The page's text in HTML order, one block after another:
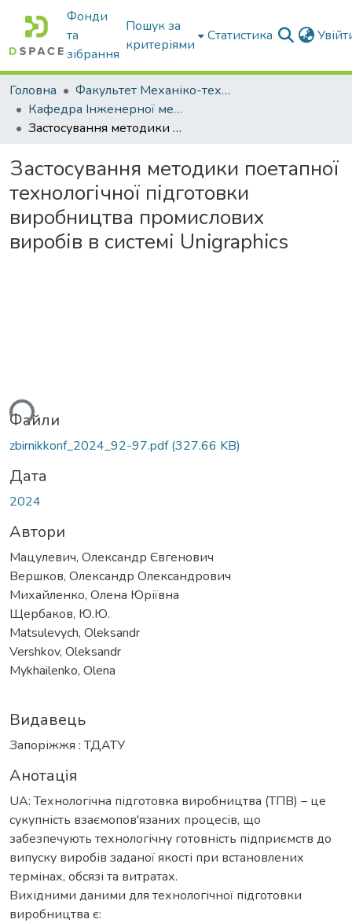
Фонди
та
зібрання
Пошук за
критеріями
Статистика
Головна
Факультет Механіко-технологічний
Кафедра Інженерної механіки та комп'ютерного проектування
Застосування методики поетапної технологічної підготовки виробництва промислових виробів в системі Unigraphics
Застосування методики поетапної
технологічної підготовки
виробництва промислових
виробів в системі Unigraphics
Файли
zbirnikkonf_2024_92-97.pdf(327.66 KB)
Дата
2024
Автори
Мацулевич, Олександр Євгенович
Вершков, Олександр Олександрович
Михайленко, Олена Юріївна
Щербаков, Ю.Ю.
Matsulevych, Oleksandr
Vershkov, Oleksandr
Mykhailenko, Olena
Видавець
Запоріжжя : ТДАТУ
Анотація
UA: Технологічна підготовка виробництва (ТПВ) – це
сукупність взаємопов'язаних процесів, що
забезпечують технологічну готовність підприємств до
випуску виробів заданої якості при встановлених
термінах, обсязі та витратах.
Вихідними даними для технологічної підготовки
виробництва є: